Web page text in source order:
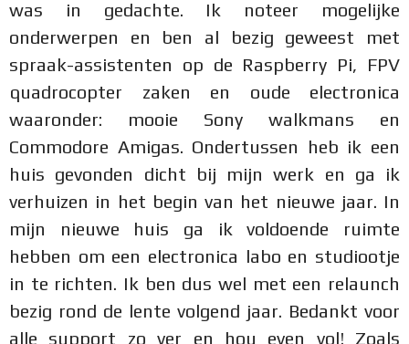
was in gedachte. Ik noteer mogelijke
onderwerpen en ben al bezig geweest met
spraak-assistenten op de Raspberry Pi, FPV
quadrocopter zaken en oude electronica
waaronder: mooie Sony walkmans en
Commodore Amigas. Ondertussen heb ik een
huis gevonden dicht bij mijn werk en ga ik
verhuizen in het begin van het nieuwe jaar. In
mijn nieuwe huis ga ik voldoende ruimte
hebben om een electronica labo en studiootje
in te richten. Ik ben dus wel met een relaunch
bezig rond de lente volgend jaar. Bedankt voor
alle support zo ver en hou even vol! Zoals